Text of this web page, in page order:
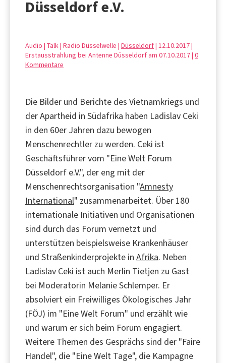
Düsseldorf e.V.
Audio | Talk | Radio Düsselwelle | Düsseldorf| 12.10.2017 |
Erstausstrahlung bei Antenne Düsseldorf am 07.10.2017 | 0
Kommentare
Die Bilder und Berichte des Vietnamkriegs und
der Apartheid in Südafrika haben Ladislav Ceki
in den 60er Jahren dazu bewogen
Menschenrechtler zu werden. Ceki ist
Geschäftsführer vom "Eine Welt Forum
Düsseldorf e.V.", der eng mit der
Menschenrechtsorganisation "Amnesty
International" zusammenarbeitet. Über 180
internationale Initiativen und Organisationen
sind durch das Forum vernetzt und
unterstützen beispielsweise Krankenhäuser
und Straßenkinderprojekte in Afrika. Neben
Ladislav Ceki ist auch Merlin Tietjen zu Gast
bei Moderatorin Melanie Schlemper. Er
absolviert ein Freiwilliges Ökologisches Jahr
(FÖJ) im "Eine Welt Forum" und erzählt wie
und warum er sich beim Forum engagiert.
Weitere Themen des Gesprächs sind der "Faire
Handel", die "Eine Welt Tage", die Kampagne